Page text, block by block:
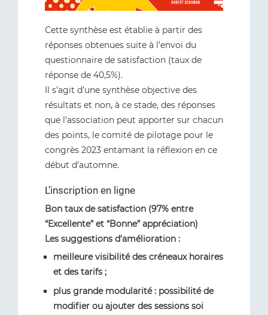
Cette synthèse est établie à partir des
réponses obtenues suite à l’envoi du
questionnaire de satisfaction (taux de
réponse de 40,5%).
Il s’agit d’une synthèse objective des
résultats et non, à ce stade, des réponses
que l’association peut apporter sur chacun
des points, le comité de pilotage pour le
congrès 2023 entamant la réflexion en ce
début d’automne.
L’inscription en ligne
Bon taux de satisfaction (97% entre
“Excellente” et “Bonne” appréciation)
Les suggestions d’amélioration :
meilleure visibilité des créneaux horaires
et des tarifs ;
plus grande modularité : possibilité de
modifier ou ajouter des sessions soi